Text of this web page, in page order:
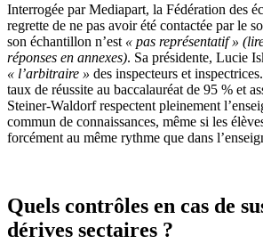
Interrogée par Mediapart, la Fédération des
regrette de ne pas avoir été contactée par le
son échantillon n’est « pas représentatif »
réponses en annexes). Sa présidente, Lucie
« l’arbitraire » des inspecteurs et
taux de réussite au baccalauréat de 95 % et
Steiner-Waldorf respectent pleinement
commun de connaissances, même si les
forcément au même rythme que dans
Quels contrôles en cas de
dérives sectaires ?